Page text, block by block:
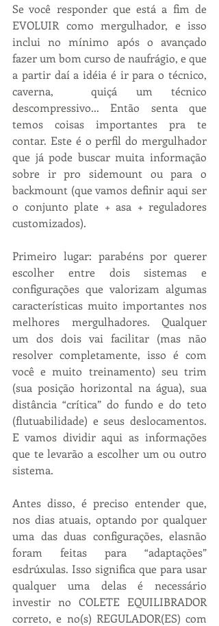
Se você responder que está a fim de
EVOLUIR como mergulhador, e isso
inclui no mínimo após o avançado
fazer um bom curso de naufrágio, e que
a partir daí a idéia é ir para o técnico,
caverna,  quiçá um técnico
descompressivo... Então senta que
temos coisas importantes pra te
contar. Este é o perfil do mergulhador
que já pode buscar muita informação
sobre ir pro sidemount ou para o
backmount (que vamos definir aqui ser
o conjunto plate + asa + reguladores
customizados).
Primeiro lugar: parabéns por querer
escolher entre dois sistemas e
configurações que valorizam algumas
características muito importantes nos
melhores mergulhadores. Qualquer
um dos dois vai facilitar (mas não
resolver completamente, isso é com
você e muito treinamento) seu trim
(sua posição horizontal na água), sua
distância “crítica” do fundo e do teto
(flutuabilidade) e seus deslocamentos.
E vamos dividir aqui as informações
que te levarão a escolher um ou outro
sistema.
Antes disso, é preciso entender que,
nos dias atuais, optando por qualquer
uma das duas configurações, elasnão
foram feitas para “adaptações”
esdrúxulas. Isso significa que para usar
qualquer uma delas é necessário
investir no COLETE EQUILIBRADOR
correto, e no(s) REGULADOR(ES) com